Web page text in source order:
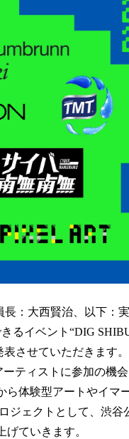
数
読
中
で
：大西賢治、以下：
るイベント“DIG
させていただきます
ティストに参加の機
ら体験型アートやイマ
ジェクトとして、渋谷
ていきます。